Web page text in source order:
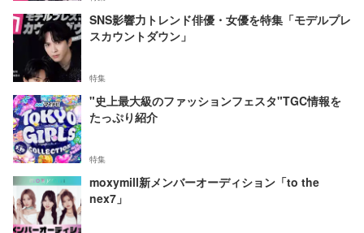
SNS影響力トレンド俳優・女優を特集「モデルプレ
スカウントダウン」
特集
"史上最大級のファッションフェスタ"TGC情報を
たっぷり紹介
特集
moxymill新メンバーオーディション「to the
nex7」